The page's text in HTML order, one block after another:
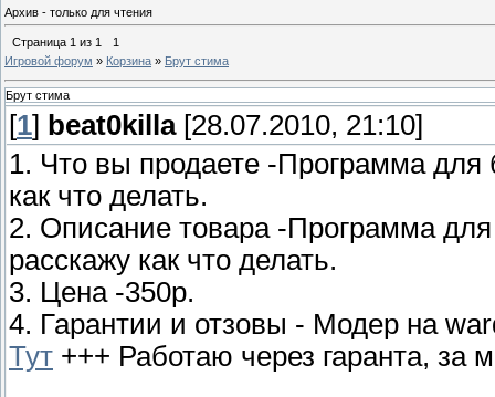
Архив - только для чтения
Страница 1 из 1
1
Игровой форум » Корзина » Брут стима
Брут стима
[1] beat0killa[28.07.2010, 21:10]
1. Что вы продаете -Программа для
как что делать.
2. Описание товара -Программа
расскажу как что делать.
3. Цена -350р.
4. Гарантии и отзовы - Модер на
Тут +++ Работаю через гаранта, за